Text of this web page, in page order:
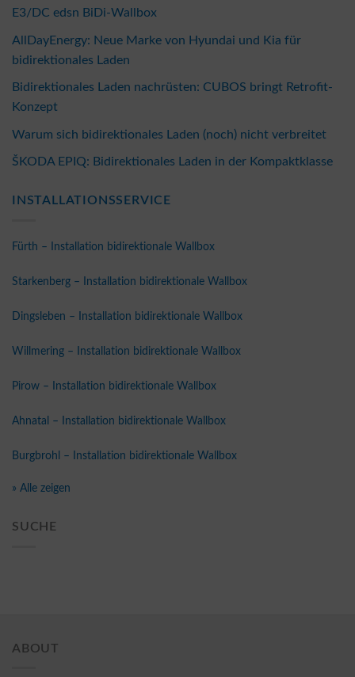
E3/DC edsn BiDi-Wallbox
AllDayEnergy: Neue Marke von Hyundai und Kia für
bidirektionales Laden
Bidirektionales Laden nachrüsten: CUBOS bringt Retrofit-
Konzept
Warum sich bidirektionales Laden (noch) nicht verbreitet
ŠKODA EPIQ: Bidirektionales Laden in der Kompaktklasse
INSTALLATIONSSERVICE
Fürth – Installation bidirektionale Wallbox
Starkenberg – Installation bidirektionale Wallbox
Dingsleben – Installation bidirektionale Wallbox
Willmering – Installation bidirektionale Wallbox
Pirow – Installation bidirektionale Wallbox
Ahnatal – Installation bidirektionale Wallbox
Burgbrohl – Installation bidirektionale Wallbox
» Alle zeigen
SUCHE
ABOUT